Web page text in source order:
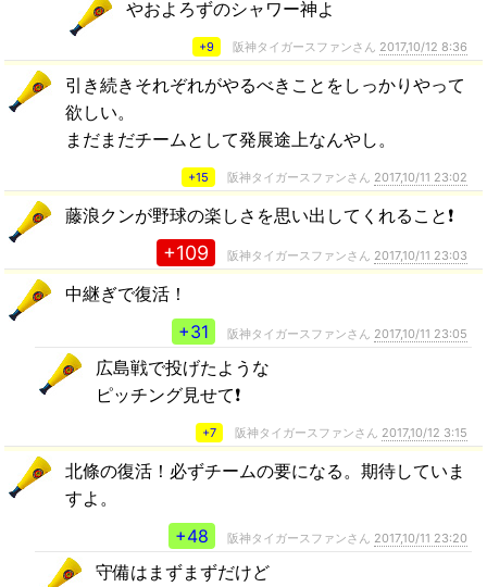
やおよろずのシャワー神よ
+9 阪神タイガースファンさん 2017,10/12 8:36
引き続きそれぞれがやるべきことをしっかりやって
欲しい。
まだまだチームとして発展途上なんやし。
+15 阪神タイガースファンさん 2017,10/11 23:02
藤浪クンが野球の楽しさを思い出してくれること❗
+109 阪神タイガースファンさん 2017,10/11 23:03
中継ぎで復活！
+31
阪神タイガースファンさん 2017,10/11 23:05
広島戦で投げたような
ピッチング見せて❗
+7 阪神タイガースファンさん 2017,10/12 3:15
北條の復活！必ずチームの要になる。期待していま
すよ。
+48
阪神タイガースファンさん 2017,10/11 23:20
守備はまずまずだけど